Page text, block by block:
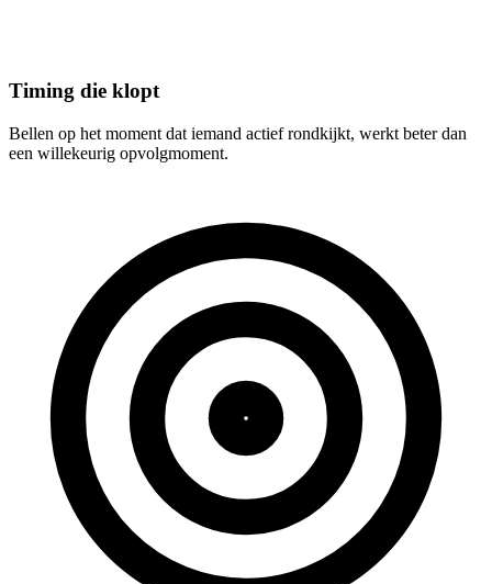
Timing die klopt
Bellen op het moment dat iemand actief rondkijkt, werkt beter dan
een willekeurig opvolgmoment.